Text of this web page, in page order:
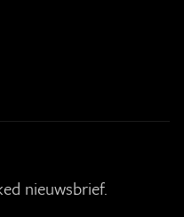
nieuwsbrief.